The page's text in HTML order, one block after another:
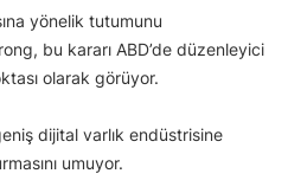
yönelik tutumunu
bu kararı ABD’de düzenleyici
olarak görüyor.
dijital varlık endüstrisine
umuyor.